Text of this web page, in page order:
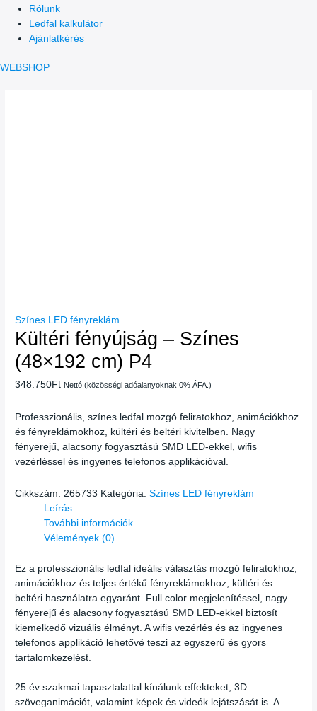
Rólunk
Ledfal kalkulátor
Ajánlatkérés
WEBSHOP
Színes LED fényreklám
Kültéri fényújság – Színes
(48×192 cm) P4
348.750Ft Nettó (közösségi adóalanyoknak 0% ÁFA.)
Professzionális, színes ledfal mozgó feliratokhoz, animációkhoz
és fényreklámokhoz, kültéri és beltéri kivitelben. Nagy
fényerejű, alacsony fogyasztású SMD LED-ekkel, wifis
vezérléssel és ingyenes telefonos applikációval.
Cikkszám: 265733 Kategória:Színes LED fényreklám
Leírás
További információk
Vélemények (0)
Ez a professzionális ledfal ideális választás mozgó feliratokhoz,
animációkhoz és teljes értékű fényreklámokhoz, kültéri és
beltéri használatra egyaránt. Full color megjelenítéssel, nagy
fényerejű és alacsony fogyasztású SMD LED-ekkel biztosít
kiemelkedő vizuális élményt. A wifis vezérlés és az ingyenes
telefonos applikáció lehetővé teszi az egyszerű és gyors
tartalomkezelést.
25 év szakmai tapasztalattal kínálunk effekteket, 3D
szöveganimációt, valamint képek és videók lejátszását is. A